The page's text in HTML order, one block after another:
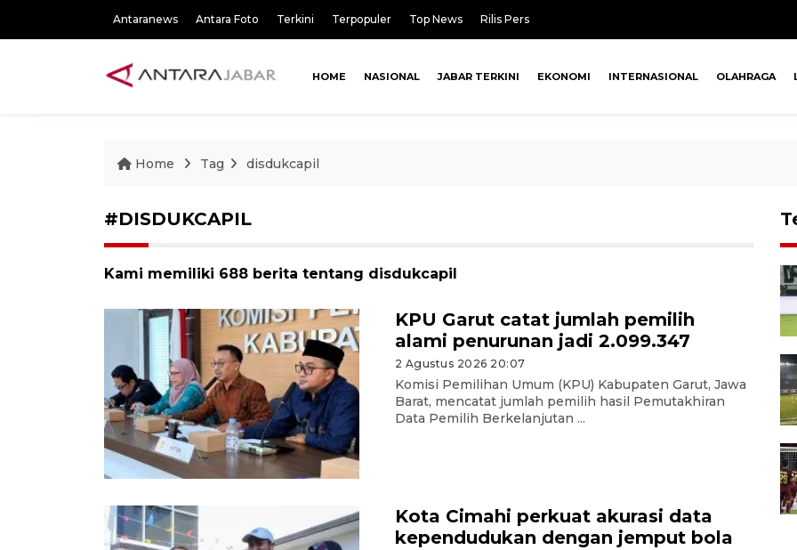
Antaranews Antara Foto Terkini Terpopuler Top News Rilis Pers
HOME NASIONAL JABAR TERKINI EKONOMI INTERNASIONAL OLAHRAGA
Home Tag disdukcapil
#DISDUKCAPIL
Kami memiliki 688 berita tentang disdukcapil
KPU Garut catat jumlah pemilih
alami penurunan jadi 2.099.347
2 Agustus 2026 20:07
Komisi Pemilihan Umum (KPU) Kabupaten Garut, Jawa
Barat, mencatat jumlah pemilih hasil Pemutakhiran
Data Pemilih Berkelanjutan ...
Kota Cimahi perkuat akurasi data
kependudukan dengan jemput bola